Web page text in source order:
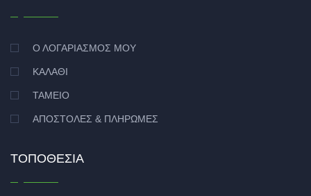
Ο ΛΟΓΑΡΙΑΣΜΌΣ ΜΟΥ
ΚΑΛΆΘΙ
ΤΑΜΕΊΟ
ΑΠΟΣΤΟΛΈΣ & ΠΛΗΡΩΜΈΣ
ΤΟΠΟΘΕΣΊΑ